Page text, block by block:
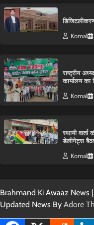
Komal
राष्ट्रीय
कार्यालय
Komal
स्थायी
डेलीगेट्स
Komal
Brahmand Ki Awaaz News
Updated News By Adore